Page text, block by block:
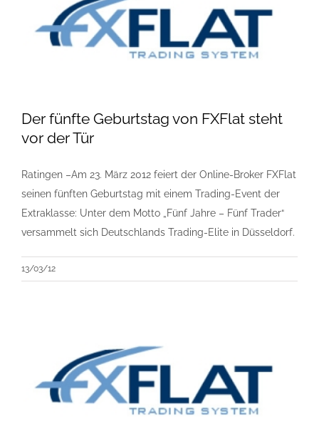
Der fünfte Geburtstag von FXFlat steht
vor der Tür
Ratingen –Am 23. März 2012 feiert der Online-Broker FXFlat
seinen fünften Geburtstag mit einem Trading-Event der
Extraklasse: Unter dem Motto „Fünf Jahre – Fünf Trader“
versammelt sich Deutschlands Trading-Elite in Düsseldorf.
13/03/12